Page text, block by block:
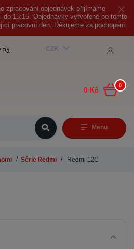
zpracování objednávek přijímáme
15:15. Objednávky vytvořené po tomto
pracovní den. Děkujeme za pochopení.
Menu
CZK
Pá
0
0 Kč
Série Redmi Redmi 12C